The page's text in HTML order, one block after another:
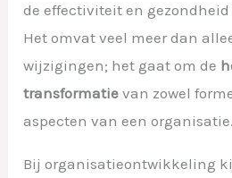
de effectiviteit en
Het omvat veel meer dan
wijzigingen; het gaat om de
transformatie van zowel
aspecten van een organisatie.
Bij organisatieontwikkeling